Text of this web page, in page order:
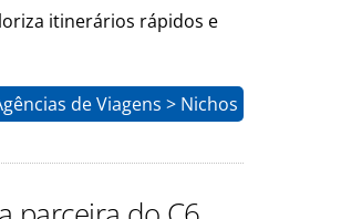
itinerários rápidos e
de Viagens > Nichos